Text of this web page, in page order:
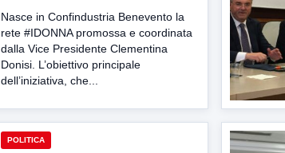
Nasce in Confindustria Benevento la
rete #IDONNA promossa e coordinata
dalla Vice Presidente Clementina
Donisi. L’obiettivo principale
dell’iniziativa, che...
POLITICA